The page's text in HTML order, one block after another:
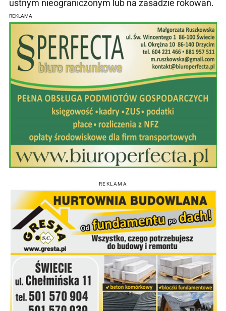
ustnym nieograniczonym lub na zasadzie rokowań.
REKLAMA
REKLAMA